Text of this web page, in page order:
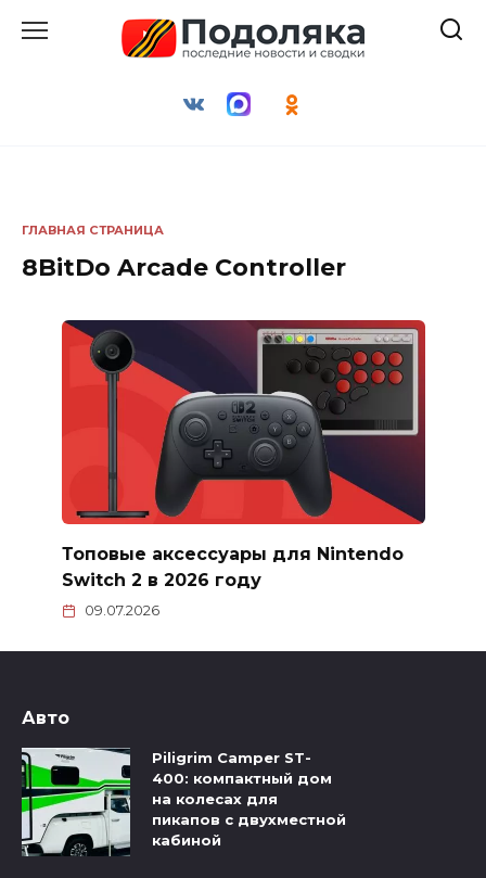
ГЛАВНАЯ СТРАНИЦА
8BitDo Arcade Controller
Топовые аксессуары для Nintendo
Switch 2 в 2026 году
09.07.2026
Авто
Piligrim Camper ST-
400: компактный дом
на колесах для
пикапов с двухместной
кабиной